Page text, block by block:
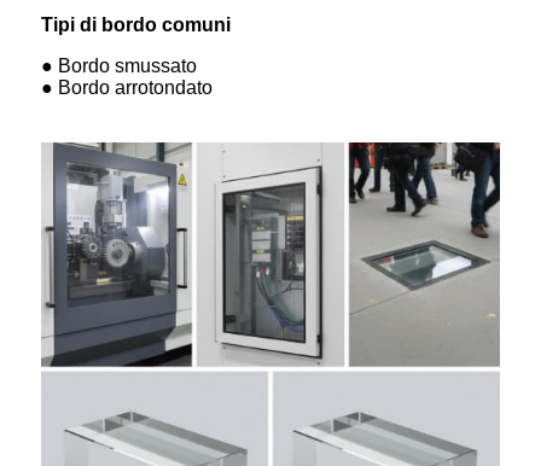
Tipi di bordo comuni
● Bordo smussato
● Bordo arrotondato